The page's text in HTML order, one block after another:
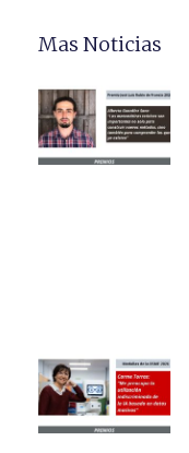
Mas Noticias